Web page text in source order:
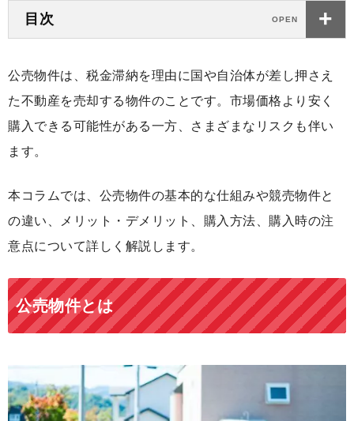
目次
公売物件は、税金滞納を理由に国や自治体が差し押さえ
た不動産を売却する物件のことです。市場価格より安く
購入できる可能性がある一方、さまざまなリスクも伴い
ます。
本コラムでは、公売物件の基本的な仕組みや競売物件と
の違い、メリット・デメリット、購入方法、購入時の注
意点について詳しく解説します。
公売物件とは